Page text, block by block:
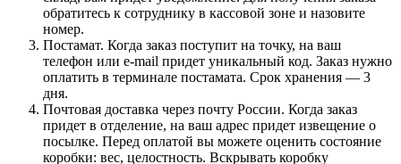
обратитесь к сотруднику в кассовой зоне и назовите
номер.
Постамат. Когда заказ поступит на точку, на ваш
телефон или e-mail придет уникальный код. Заказ нужно
оплатить в терминале постамата. Срок хранения — 3
дня.
Почтовая доставка через почту России. Когда заказ
придет в отделение, на ваш адрес придет извещение о
посылке. Перед оплатой вы можете оценить состояние
коробки: вес, целостность. Вскрывать коробку